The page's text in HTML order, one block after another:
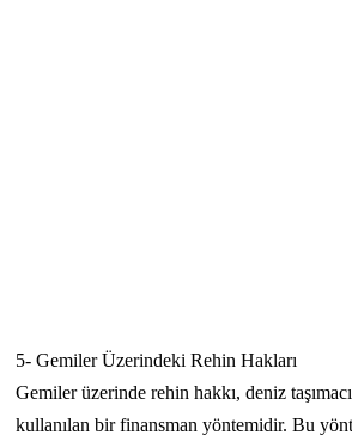
5- Gemiler Üzerindeki Rehin Hakları
Gemiler üzerinde rehin hakkı, deniz
kullanılan bir finansman yöntemidir. Bu